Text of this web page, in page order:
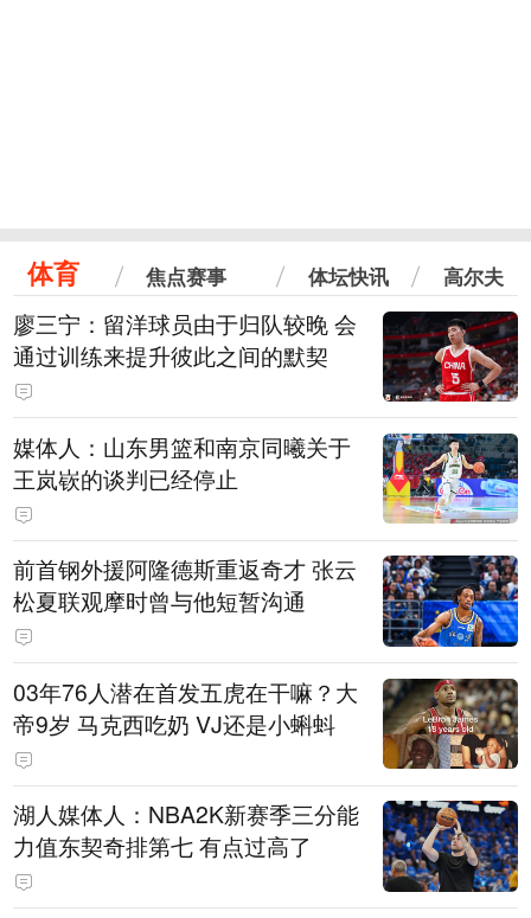
体育 焦点赛事 体坛快讯 高尔夫
廖三宁：留洋球员由于归队较晚 会
通过训练来提升彼此之间的默契
媒体人：山东男篮和南京同曦关于
王岚嵚的谈判已经停止
前首钢外援阿隆德斯重返奇才 张云
松夏联观摩时曾与他短暂沟通
03年76人潜在首发五虎在干嘛？大
帝9岁 马克西吃奶 VJ还是小蝌蚪
湖人媒体人：NBA2K新赛季三分能
力值东契奇排第七 有点过高了